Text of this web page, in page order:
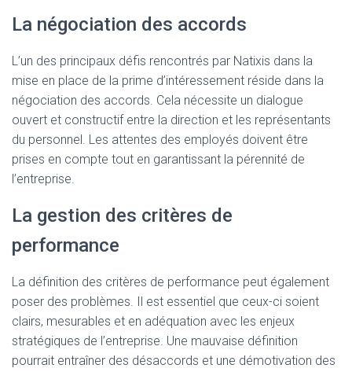
La négociation des accords
L’un des principaux défis rencontrés par Natixis dans la
mise en place de la prime d’intéressement réside dans la
négociation des accords. Cela nécessite un dialogue
ouvert et constructif entre la direction et les représentants
du personnel. Les attentes des employés doivent être
prises en compte tout en garantissant la pérennité de
l’entreprise.
La gestion des critères de
performance
La définition des critères de performance peut également
poser des problèmes. Il est essentiel que ceux-ci soient
clairs, mesurables et en adéquation avec les enjeux
stratégiques de l’entreprise. Une mauvaise définition
pourrait entraîner des désaccords et une démotivation des